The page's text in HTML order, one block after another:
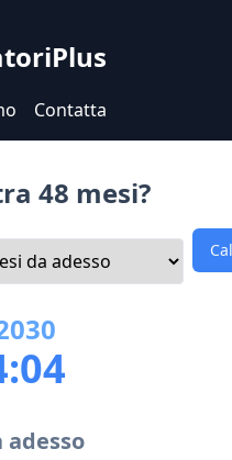
Contatta
48 mesi?
adesso